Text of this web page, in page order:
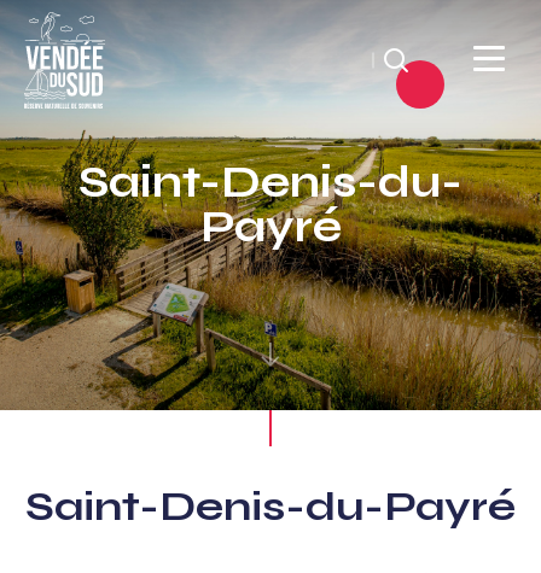
Vendée
Littoral
TourismusSüd
Vendée
Küste
Suchen
Saint-Denis-du-
Payré
Saint-Denis-du-Payré